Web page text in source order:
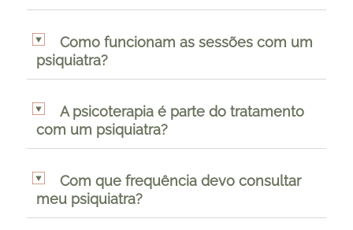
Como funcionam as sessões com um
psiquiatra?
A psicoterapia é parte do tratamento
com um psiquiatra?
Com que frequência devo consultar
meu psiquiatra?